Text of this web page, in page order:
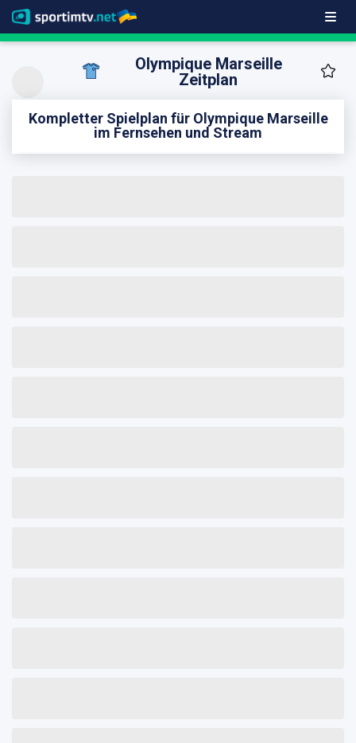
Olympique Marseille
Zeitplan
Kompletter Spielplan für Olympique Marseille
im Fernsehen und Stream